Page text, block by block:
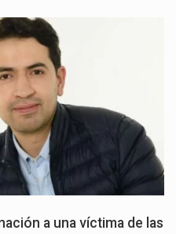
a una víctima de las